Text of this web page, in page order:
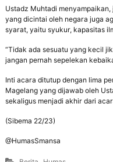
Ustadz Muhtadi
yang dicintai oleh negara juga
syarat, yaitu syukur, kapasitas
“Tidak ada sesuatu yang kecil
jangan pernah sepelekan
Inti acara ditutup dengan lima
Magelang yang dijawab oleh
sekaligus menjadi akhir dari
(Sibema 22/23)
@HumasSmansa